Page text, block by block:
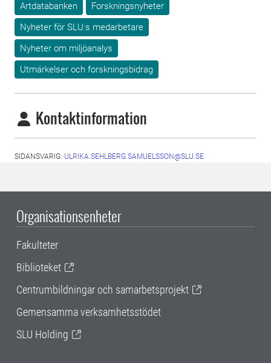
Artdatabanken
Forskningsnyheter
Nyheter för SLU:s medarbetare
Nyheter om miljöanalys
Utmärkelser och forskningsbidrag
Kontaktinformation
SIDANSVARIG: ULRIKA.SEHLBERG.SAMUELSSON@SLU.SE
Organisationsenheter
Fakulteter
Biblioteket
Centrumbildningar och samarbetsprojekt
Gemensamma verksamhetsstödet
SLU Holding